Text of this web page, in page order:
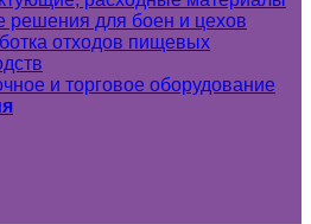
решения для боен и цехов
отходов пищевых
и торговое оборудование